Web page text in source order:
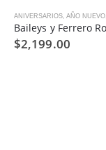
ANIVERSARIOS AÑO NUEVO
$2,199.00